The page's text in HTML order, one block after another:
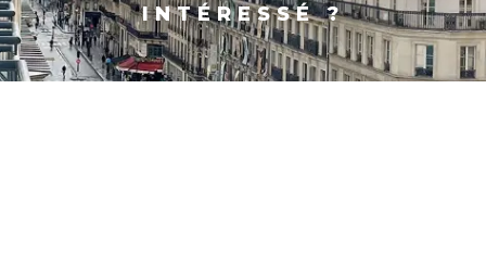
INTÉRESSÉ ?